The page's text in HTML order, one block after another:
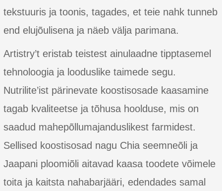
tekstuuris ja toonis, tagades, et teie nahk tunneb
end elujõulisena ja näeb välja parimana.
Artistry’t eristab teistest ainulaadne tipptasemel
tehnoloogia ja looduslike taimede segu.
Nutrilite’ist pärinevate koostisosade kaasamine
tagab kvaliteetse ja tõhusa hoolduse, mis on
saadud mahepõllumajanduslikest farmidest.
Sellised koostisosad nagu Chia seemneõli ja
Jaapani ploomiõli aitavad kaasa toodete võimele
toita ja kaitsta nahabarjääri, edendades samal